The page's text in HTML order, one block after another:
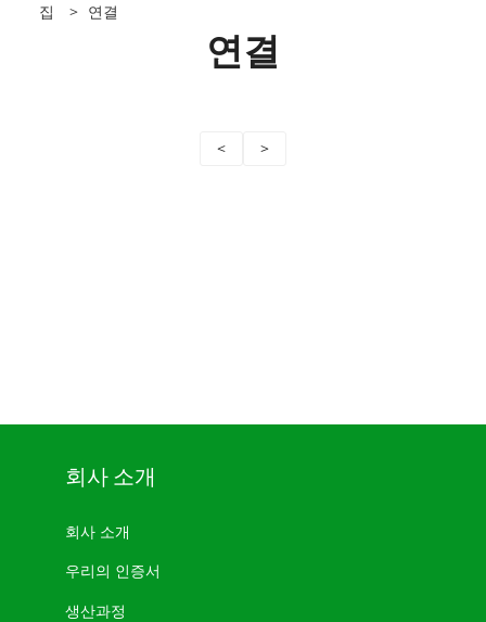
집 > 연결
연결
< >
회사 소개
회사 소개
우리의 인증서
생산과정